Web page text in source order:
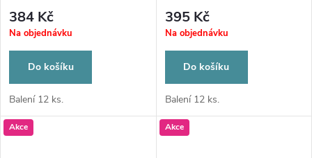
384 Kč
Na objednávku
Do košíku
Balení 12 ks.
395 Kč
Na objednávku
Do košíku
Balení 12 ks.
Akce Akce